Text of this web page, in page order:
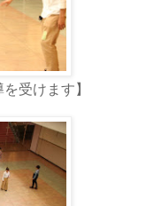
受けます】